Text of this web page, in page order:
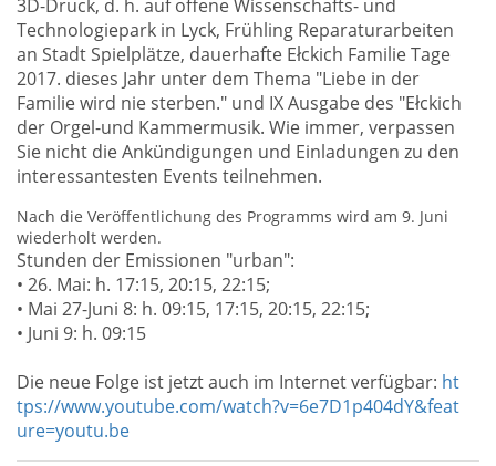
3D-Druck, d. h. auf offene Wissenschafts- und
Technologiepark in Lyck, Frühling Reparaturarbeiten
an Stadt Spielplätze, dauerhafte Ełckich Familie Tage
2017. dieses Jahr unter dem Thema "Liebe in der
Familie wird nie sterben." und IX Ausgabe des "Ełckich
der Orgel-und Kammermusik. Wie immer, verpassen
Sie nicht die Ankündigungen und Einladungen zu den
interessantesten Events teilnehmen.
Nach die Veröffentlichung des Programms wird am 9. Juni
wiederholt werden.
Stunden der Emissionen "urban":
• 26. Mai: h. 17:15, 20:15, 22:15;
• Mai 27-Juni 8: h. 09:15, 17:15, 20:15, 22:15;
• Juni 9: h. 09:15
Die neue Folge ist jetzt auch im Internet verfügbar: ht
tps://www.youtube.com/watch?v=6e7D1p404dY&feat
ure=youtu.be